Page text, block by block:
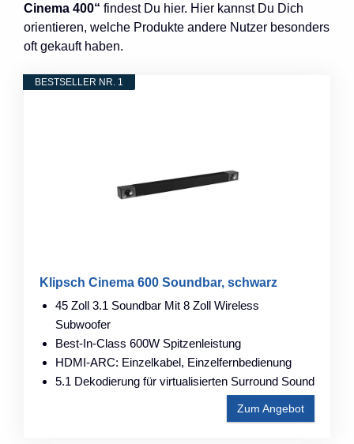
Cinema 400“ findest Du hier. Hier kannst Du Dich
orientieren, welche Produkte andere Nutzer besonders
oft gekauft haben.
BESTSELLER NR. 1
Klipsch Cinema 600 Soundbar, schwarz
45 Zoll 3.1 Soundbar Mit 8 Zoll Wireless
Subwoofer
Best-In-Class 600W Spitzenleistung
HDMI-ARC: Einzelkabel, Einzelfernbedienung
5.1 Dekodierung für virtualisierten Surround Sound
Zum Angebot